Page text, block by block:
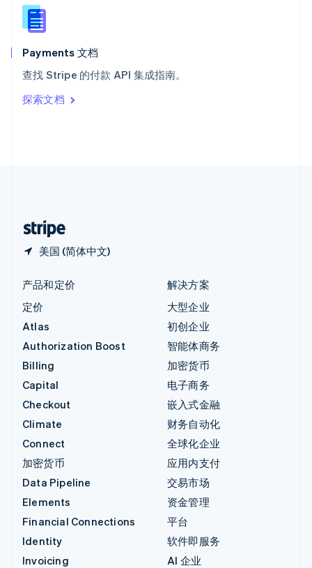
Payments 文档
查找 Stripe 的付款 API 集成指南。
探索文档
美国 (简体中文)
新西兰
English
匈牙利
English
ItalianoEnglish
印度
English
产品和定价
定价
Atlas
Authorization Boost
Billing
Capital
Checkout
Climate
Connect
加密货币
Data Pipeline
Elements
Financial Connections
Identity
Invoicing
解决方案
大型企业
初创企业
智能体商务
加密货币
电子商务
嵌入式金融
财务自动化
全球化企业
应用内支付
交易市场
资金管理
平台
软件即服务
AI 企业